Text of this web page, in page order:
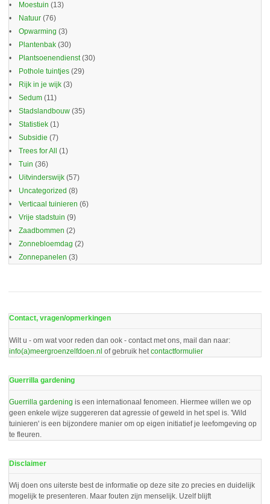
Moestuin (13)
Natuur (76)
Opwarming (3)
Plantenbak (30)
Plantsoenendienst(30)
Pothole tuintjes (29)
Rijk in je wijk (3)
Sedum (11)
Stadslandbouw (35)
Statistiek (1)
Subsidie (7)
Trees for All
(1)
Tuin (36)
Uitvinderswijk (57)
Uncategorized (8)
Verticaal tuinieren (6)
Vrije stadstuin (9)
Zaadbommen (2)
Zonnebloemdag (2)
Zonnepanelen (3)
Contact, vragen/opmerkingen
Wilt u - om wat voor reden dan ook - contact met ons, mail dan naar:
info(a)meergroenzelfdoen.nl of gebruik het contactformulier
Guerrilla gardening
Guerrilla gardening is een internationaal fenomeen. Hiermee willen we op
geen enkele wijze suggereren dat agressie of geweld in het spel is. 'Wild
tuinieren' is een bijzondere manier om op eigen initiatief je leefomgeving op
te fleuren.
Disclaimer
Wij doen ons uiterste best de informatie op deze site zo precies en duidelijk
mogelijk te presenteren. Maar fouten zijn menselijk. Uzelf blijft